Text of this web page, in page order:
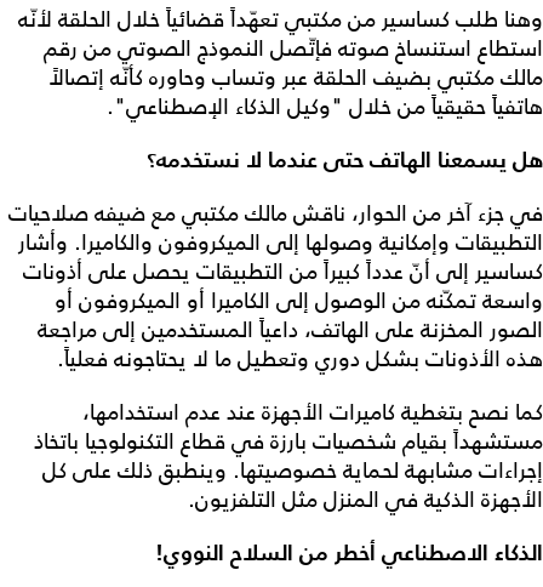
وهنا طلب كساسير من مكتبي تعهّداً قضائياً خلال الحلقة لأنّه
استطاع استنساخ صوته فإتّصل النموذج الصوتي من رقم
مالك مكتبي بضيف الحلقة عبر وتساب وحاوره كأنّه إتصالاً
هاتفياً حقيقياً من خلال "وكيل الذكاء الإصطناعي".
هل يسمعنا الهاتف حتى عندما لا نستخدمه؟
في جزء آخر من الحوار، ناقش مالك مكتبي مع ضيفه صلاحيات
التطبيقات وإمكانية وصولها إلى الميكروفون والكاميرا. وأشار
كساسير إلى أنّ عدداً كبيراً من التطبيقات يحصل على أذونات
واسعة تمكّنه من الوصول إلى الكاميرا أو الميكروفون أو
الصور المخزنة على الهاتف، داعياً المستخدمين إلى مراجعة
هذه الأذونات بشكل دوري وتعطيل ما لا يحتاجونه فعلياً.
كما نصح بتغطية كاميرات الأجهزة عند عدم استخدامها،
مستشهداً بقيام شخصيات بارزة في قطاع التكنولوجيا باتخاذ
إجراءات مشابهة لحماية خصوصيتها. وينطبق ذلك على كل
الأجهزة الذكية في المنزل مثل التلفزيون.
الذكاء الاصطناعي أخطر من السلاح النووي!